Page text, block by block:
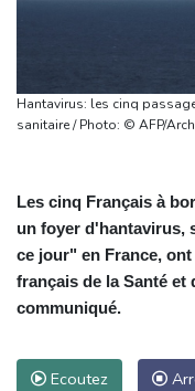
Hantavirus: les cinq
sanitaire / Photo: ©
Les cinq Français à
un foyer d'hantavirus,
ce jour" en France,
français de la Santé et
communiqué.
Ecoutez